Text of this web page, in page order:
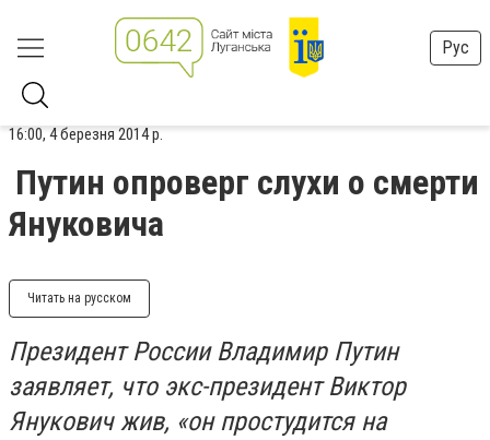
Рус
16:00, 4 березня 2014 р.
Путин опроверг слухи о смерти
Януковича
Читать на русском
Президент России Владимир Путин
заявляет, что экс-президент Виктор
Янукович жив, «он простудится на